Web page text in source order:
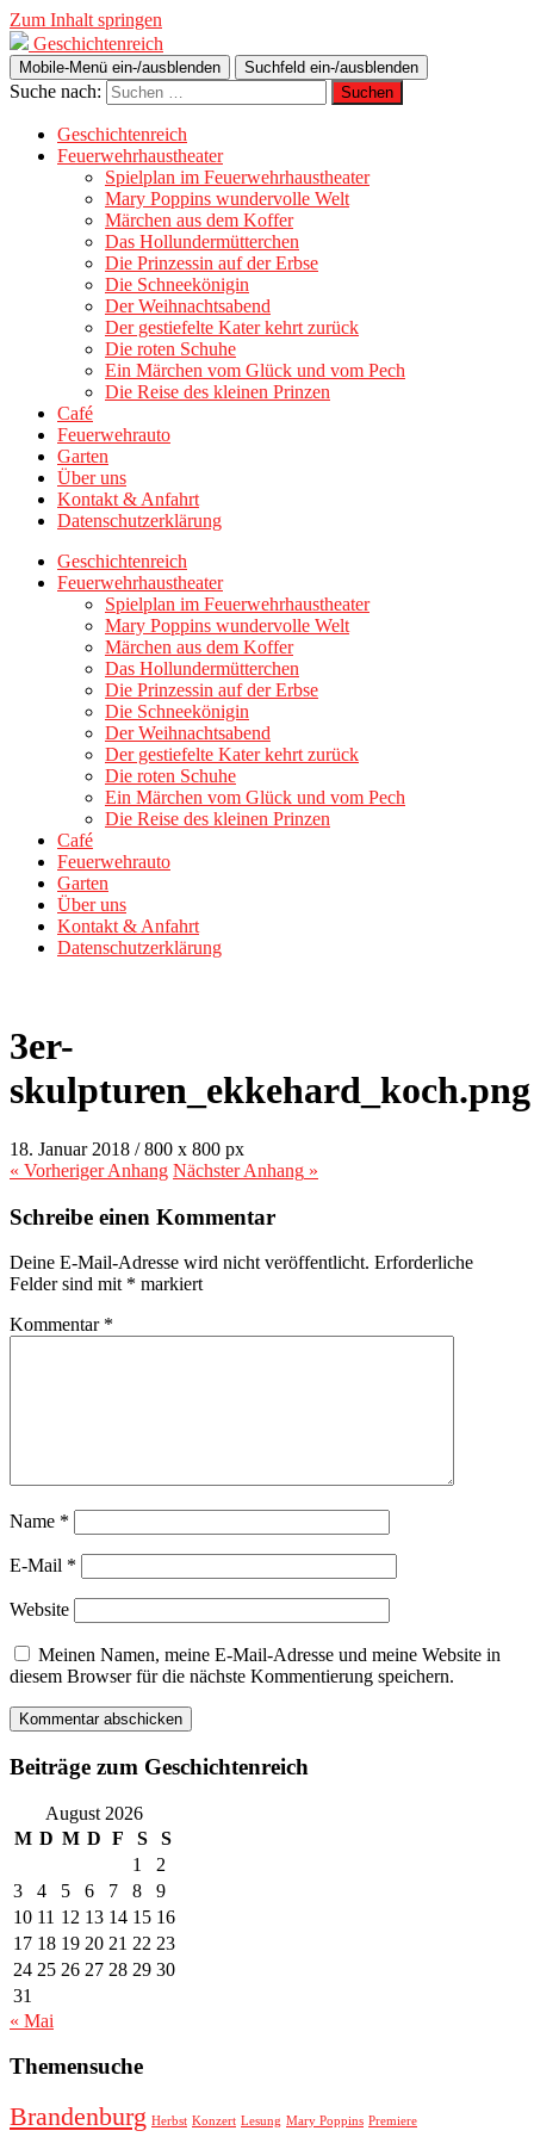
Zum Inhalt springen
Geschichtenreich
Mobile-Menü ein-/ausblenden Suchfeld ein-/ausblenden
Suche nach:
Geschichtenreich
Feuerwehrhaustheater
Spielplan im Feuerwehrhaustheater
Mary Poppins wundervolle Welt
Märchen aus dem Koffer
Das Hollundermütterchen
Die Prinzessin auf der Erbse
Die Schneekönigin
Der Weihnachtsabend
Der gestiefelte Kater kehrt zurück
Die roten Schuhe
Ein Märchen vom Glück und vom Pech
Die Reise des kleinen Prinzen
Café
Feuerwehrauto
Garten
Über uns
Kontakt & Anfahrt
Datenschutzerklärung
Geschichtenreich
Feuerwehrhaustheater
Spielplan im Feuerwehrhaustheater
Mary Poppins wundervolle Welt
Märchen aus dem Koffer
Das Hollundermütterchen
Die Prinzessin auf der Erbse
Die Schneekönigin
Der Weihnachtsabend
Der gestiefelte Kater kehrt zurück
Die roten Schuhe
Ein Märchen vom Glück und vom Pech
Die Reise des kleinen Prinzen
Café
Feuerwehrauto
Garten
Über uns
Kontakt & Anfahrt
Datenschutzerklärung
3er-
skulpturen_ekkehard_koch.png
18. Januar 2018 /800 x 800 px
« VorherigerAnhang NächsterAnhang »
Schreibe einen Kommentar
Deine E-Mail-Adresse wird nicht veröffentlicht. Erforderliche
Felder sind mit * markiert
Kommentar *
Name *
E-Mail *
Website
Meinen Namen, meine E-Mail-Adresse und meine Website in
diesem Browser für die nächste Kommentierung speichern.
Beiträge zum Geschichtenreich
August 2026
M D M D F S
S
1
2
3
4 5 6 7 8
9
10 11 12 13 14 15 16
17 18 19 20 21 22 23
24 25 26 27 28 29 30
31
« Mai
Themensuche
Brandenburg Herbst Konzert Lesung Mary Poppins Premiere